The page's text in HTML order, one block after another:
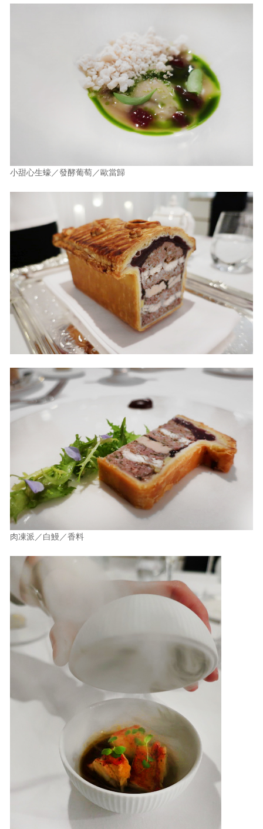
小甜心生蠔／發酵葡萄／歐當歸
肉凍派／白鰻／香料